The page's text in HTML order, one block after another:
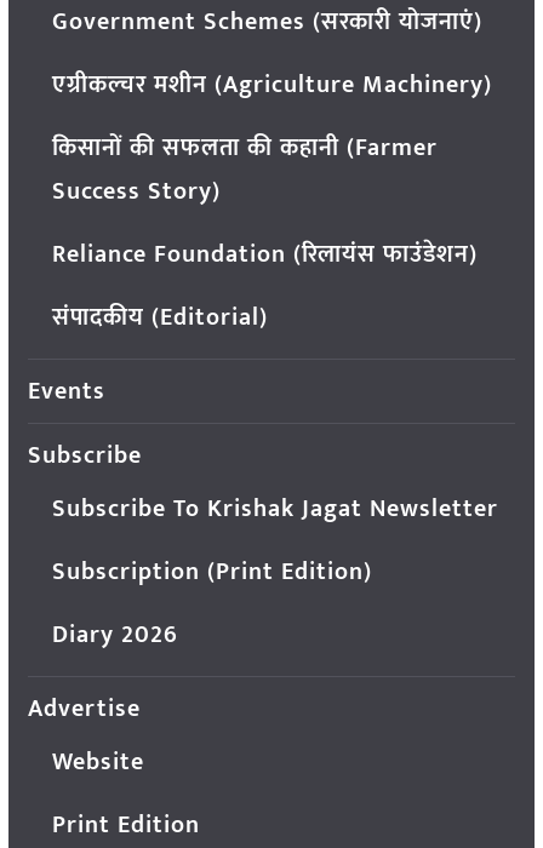
Government Schemes (सरकारी योजनाएं)
एग्रीकल्चर मशीन (Agriculture Machinery)
किसानों की सफलता की कहानी (Farmer
Success Story)
Reliance Foundation (रिलायंस फाउंडेशन)
संपादकीय (Editorial)
Events
Subscribe
Subscribe To Krishak Jagat Newsletter
Subscription (Print Edition)
Diary 2026
Advertise
Website
Print Edition